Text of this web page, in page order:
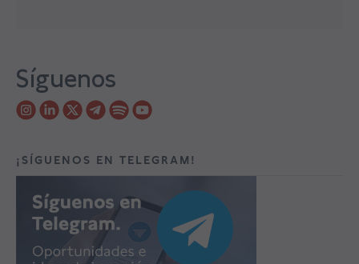
Síguenos
¡SÍGUENOS EN TELEGRAM!